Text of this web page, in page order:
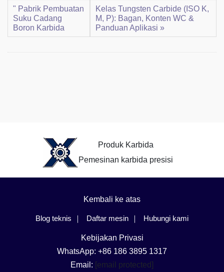
" Pabrik Pembuatan
Suku Cadang
Boron Karbida
Kelas Tungsten Carbide (ISO K,
M, P): Bagan, Konten WC &
Panduan Aplikasi »
Produk Karbida
Pemesinan karbida presisi
Kembali ke atas
Blog teknis Daftar mesin Hubungi kami
Kebijakan Privasi
WhatsApp: +86 186 3895 1317
Email: [email protected]